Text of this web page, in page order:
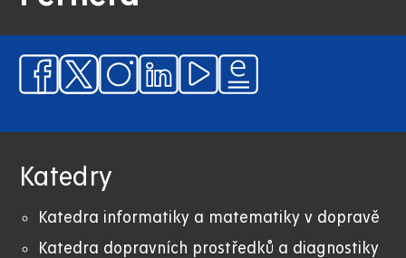
Katedry
Katedra informatiky a matematiky v dopravě
Katedra dopravních prostředků a diagnostiky